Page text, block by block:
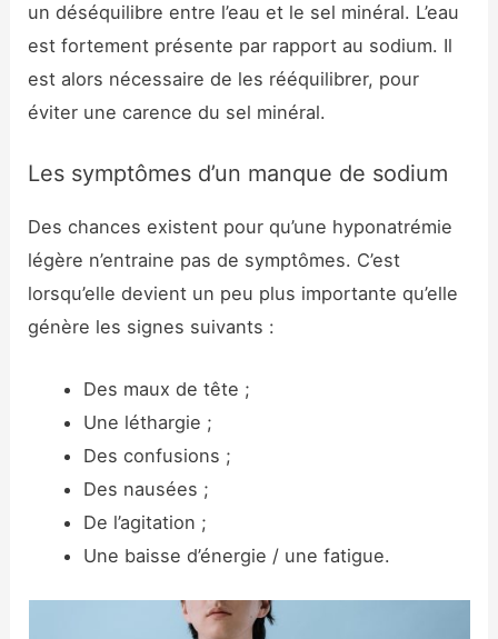
un déséquilibre entre l’eau et le sel minéral. L’eau
est fortement présente par rapport au sodium. Il
est alors nécessaire de les rééquilibrer, pour
éviter une carence du sel minéral.
Les symptômes d’un manque de sodium
Des chances existent pour qu’une hyponatrémie
légère n’entraine pas de symptômes. C’est
lorsqu’elle devient un peu plus importante qu’elle
génère les signes suivants :
Des maux de tête ;
Une léthargie ;
Des confusions ;
Des nausées ;
De l’agitation ;
Une baisse d’énergie / une fatigue.